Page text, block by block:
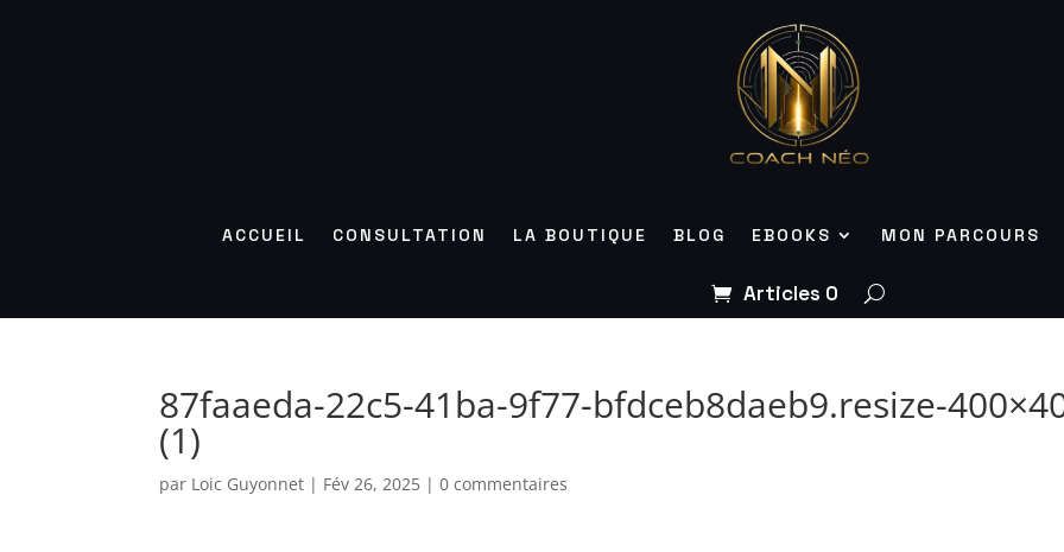
ACCUEIL CONSULTATION LA BOUTIQUE BLOG EBOOKS MON PARCOURS
Articles 0
87faaeda-22c5-41ba-9f77-bfdceb8daeb9.resize-
(1)
par Loic Guyonnet | Fév 26, 2025 |0 commentaires